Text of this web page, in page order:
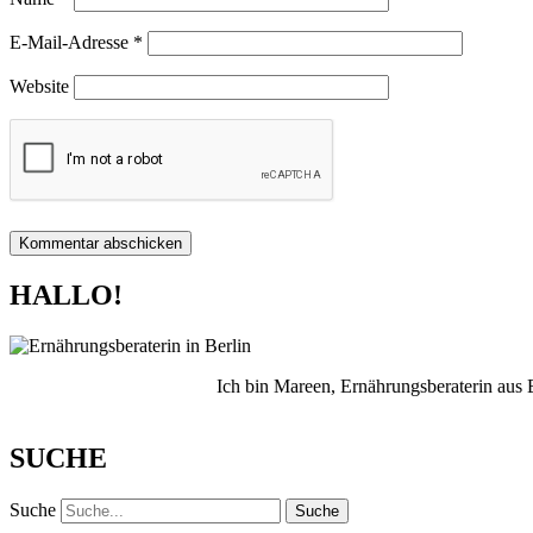
E-Mail-Adresse *
Website
HALLO!
Ich bin Mareen, Ernährungsberaterin
SUCHE
Suche Suche